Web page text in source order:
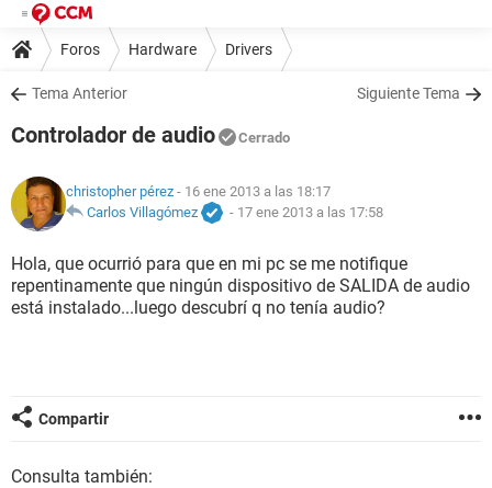
Foros Hardware Drivers
Tema Anterior Siguiente Tema
Controlador de audio Cerrado
christopher pérez - 16 ene 2013 a las 18:17
Carlos Villagómez
- 17 ene 2013 a las 17:58
Hola, que ocurrió para que en mi pc se me notifique
repentinamente que ningún dispositivo de SALIDA de audio
está instalado...luego descubrí q no tenía audio?
Compartir
Consulta también: